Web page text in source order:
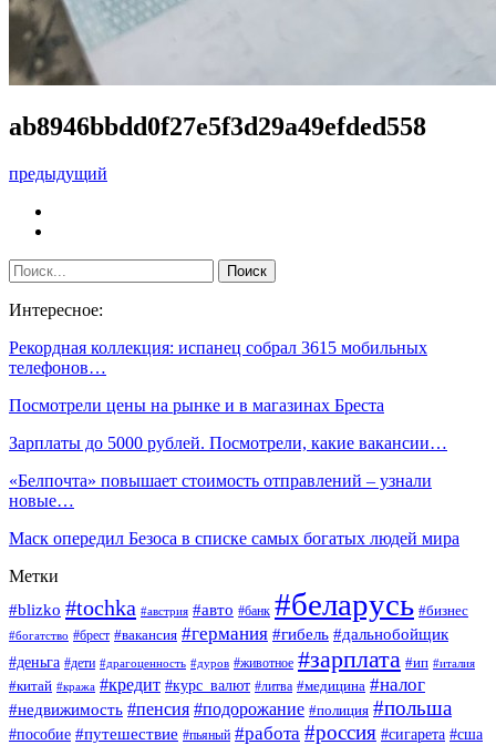
ab8946bbdd0f27e5f3d29a49efded558
предыдущий
Интересное:
Рекордная коллекция: испанец собрал 3615 мобильных
телефонов…
Посмотрели цены на рынке и в магазинах Бреста
Зарплаты до 5000 рублей. Посмотрели, какие вакансии…
«Белпочта» повышает стоимость отправлений – узнали
новые…
Маск опередил Безоса в списке самых богатых людей мира
Метки
#blizko #tochka #австрия #авто #банк #беларусь #бизнес
#богатство #брест #вакансия #германия #гибель #дальнобойщик
#деньга #дети #драгоценность #дуров #животное #зарплата #ип #италия
#китай #кража #кредит #курс_валют #литва #медицина #налог
#недвижимость #пенсия #подорожание #полиция #польша
#пособие #путешествие #пьяный #работа #россия #сигарета #сша